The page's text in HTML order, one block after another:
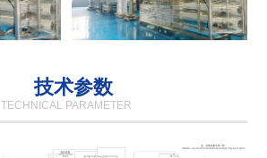
技术参数
TECHNICAL PARAMETER